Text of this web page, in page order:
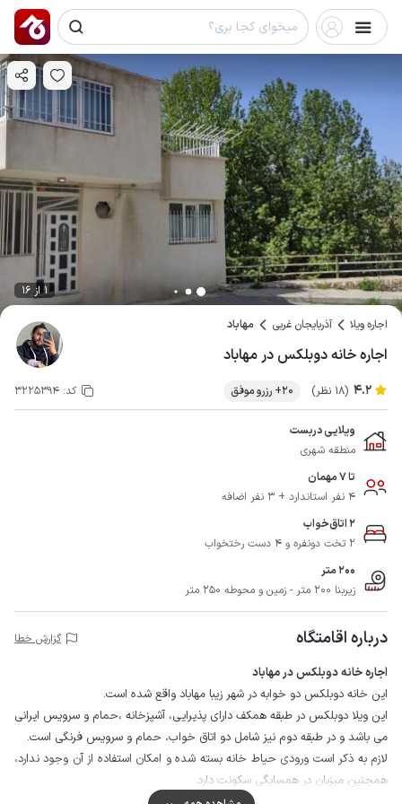
1 از 16
اجاره ویلا آذربایجان غربی مهاباد
اجاره خانه دوبلکس در مهاباد
4.2 (18 نظر) 20+ رزرو موفق کد: 3225394
ویلایی دربست
منطقه شهری
تا 7 مهمان
4 نفر استاندارد + 3 نفر اضافه
2 اتاق‌خواب
2 تخت دونفره و 4 دست رختخواب
200 متر
زیربنا 200 متر - زمین و محوطه 250 متر
درباره اقامتگاه گزارش خطا
اجاره خانه دوبلکس در مهاباد
این خانه دوبلکس دو خوابه در شهر زیبا مهاباد واقع شده است.
این ویلا دوبلکس در طبقه همکف دارای پذیرایی، آشپزخانه ،حمام و سرویس ایرانی
می باشد و در طبقه دوم نیز شامل دو اتاق خواب، حمام و سرویس فرنگی است.
لازم به ذکر است ورودی حیاط خانه بسته شده و امکان استفاده از آن وجود ندارد،
همچنین میزبان در همسایگی سکونت دارد.